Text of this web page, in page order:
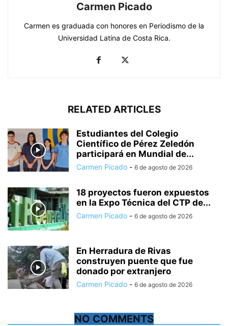
Carmen Picado
Carmen es graduada con honores en Periodismo de la
Universidad Latina de Costa Rica.
RELATED ARTICLES
Estudiantes del Colegio
Científico de Pérez Zeledón
participará en Mundial de...
Carmen Picado - 6 de agosto de 2026
18 proyectos fueron expuestos
en la Expo Técnica del CTP de...
Carmen Picado - 6 de agosto de 2026
En Herradura de Rivas
construyen puente que fue
donado por extranjero
Carmen Picado - 6 de agosto de 2026
NO COMMENTS